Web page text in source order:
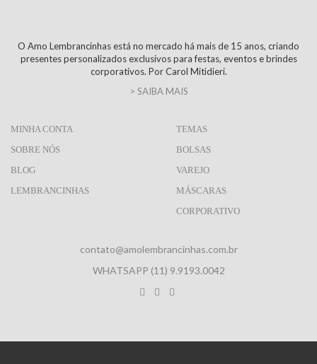
O Amo Lembrancinhas está no mercado há mais de 15 anos, criando
presentes personalizados exclusivos para festas, eventos e brindes
corporativos. Por Carol Mitidieri.
> SAIBA MAIS
MINHA CONTA
SOBRE NÓS
BLOG
LEMBRANCINHAS
TEMAS
BOLSAS
VAREJO
MÁSCARAS
CORPORATIVO
contato@amolembrancinhas.com.br
WHATSAPP (11) 9.9193.0042